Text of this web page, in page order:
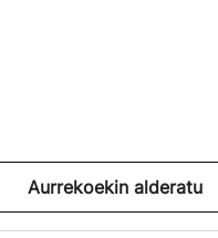
Aurrekoekin alderatu